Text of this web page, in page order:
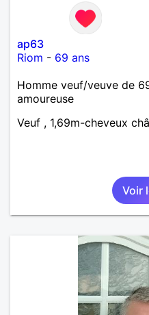
ap63
Riom - 69 ans
Homme veuf/veuve de
amoureuse
Veuf , 1,69m-cheveux
Voir